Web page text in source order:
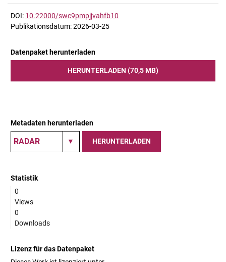
DOI: 10.22000/swc9pmpjjvahfb10
Publikationsdatum: 2026-03-25
Datenpaket herunterladen
HERUNTERLADEN (70,5 MB)
Metadaten herunterladen
HERUNTERLADEN
Statistik
0
Views
0
Downloads
Lizenz für das Datenpaket